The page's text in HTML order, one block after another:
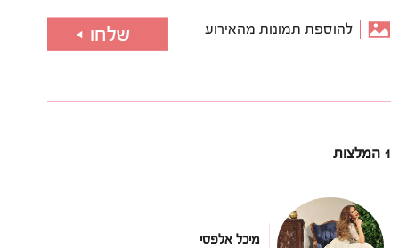
להוספת תמונות מהאירוע
1 המלצות
מיכל אלפסי